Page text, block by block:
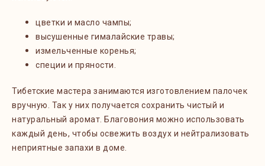
цветки и масло чампы;
высушенные гималайские травы;
измельченные коренья;
специи и пряности.
Тибетские мастера занимаются изготовлением палочек
вручную. Так у них получается сохранить чистый и
натуральный аромат. Благовония можно использовать
каждый день, чтобы освежить воздух и нейтрализовать
неприятные запахи в доме.